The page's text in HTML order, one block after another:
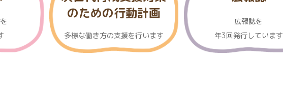
のための行動計画
多様な働き方の支援を行います
広報誌を
年3回発行しています